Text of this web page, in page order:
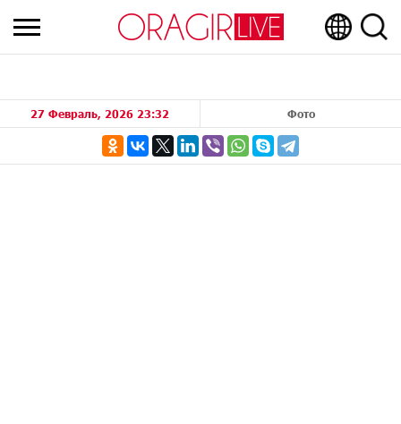
27 Февраль, 2026 23:32 Фото